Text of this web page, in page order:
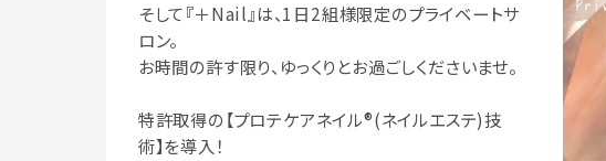
そして『＋Nail』は、1日2組様限定のプライベートサ
ロン。
お時間の許す限り、ゆっくりとお過ごしくださいませ。
特許取得の【プロテケアネイル®(ネイルエステ)技
術】を導入！